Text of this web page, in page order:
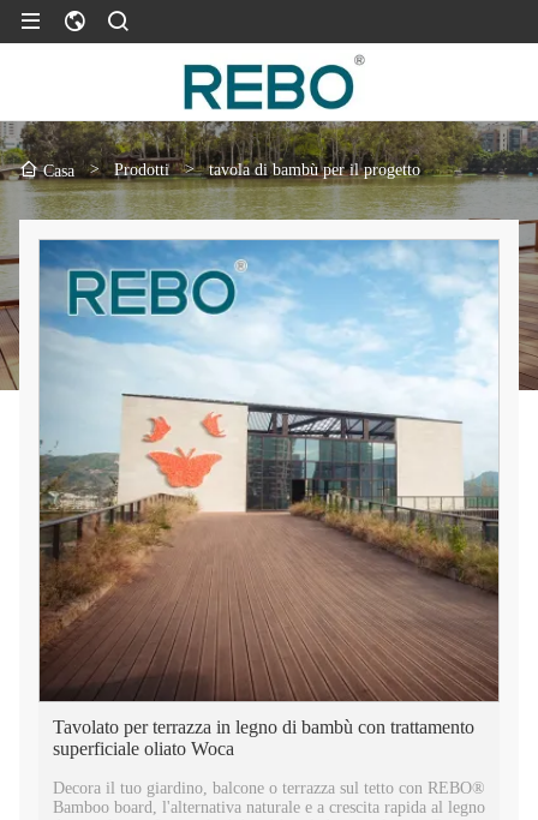
Casa > Prodotti > tavola di bambù per il progetto
Tavolato per terrazza in legno di bambù con trattamento
superficiale oliato Woca
Decora il tuo giardino, balcone o terrazza sul tetto con REBO®
Bamboo board, l'alternativa naturale e a crescita rapida al legno